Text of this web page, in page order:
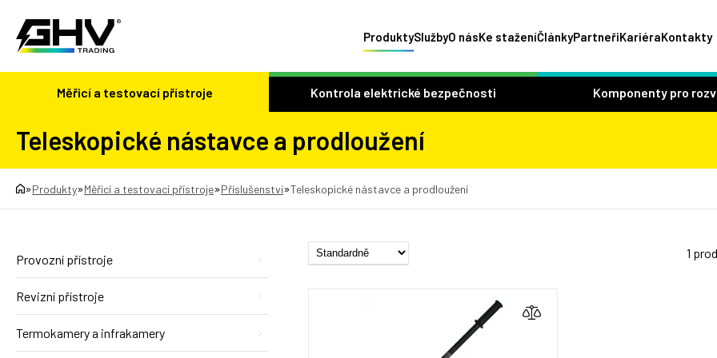
ProduktySlužbyO násKe staženíČlánkyPartneřiKariéraKontakty
Měřicí a testovací přístroje Kontrola elektrické bezpečnosti Komponenty pro
Teleskopické nástavce a prodloužení
»Produkty»Měřicí a testovací přístroje»Příslušenství»Teleskopické nástavce a prodloužení
Provozní přístroje
Revizní přístroje
Termokamery a infrakamery
1